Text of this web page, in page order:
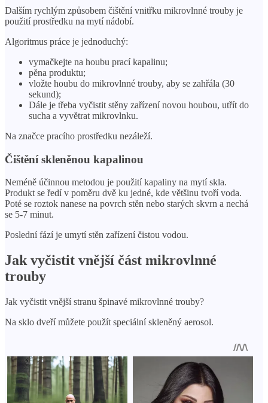
Dalším rychlým způsobem čištění vnitřku mikrovlnné trouby je
použití prostředku na mytí nádobí.
Algoritmus práce je jednoduchý:
vymačkejte na houbu prací kapalinu;
pěna produktu;
vložte houbu do mikrovlnné trouby, aby se zahřála (30
sekund);
Dále je třeba vyčistit stěny zařízení novou houbou, utřít do
sucha a vyvětrat mikrovlnku.
Na značce pracího prostředku nezáleží.
Čištění skleněnou kapalinou
Neméně účinnou metodou je použití kapaliny na mytí skla.
Produkt se ředí v poměru dvě ku jedné, kde většinu tvoří voda.
Poté se roztok nanese na povrch stěn nebo starých skvrn a nechá
se 5-7 minut.
Poslední fází je umytí stěn zařízení čistou vodou.
Jak vyčistit vnější část mikrovlnné
trouby
Jak vyčistit vnější stranu špinavé mikrovlnné trouby?
Na sklo dveří můžete použít speciální skleněný aerosol.